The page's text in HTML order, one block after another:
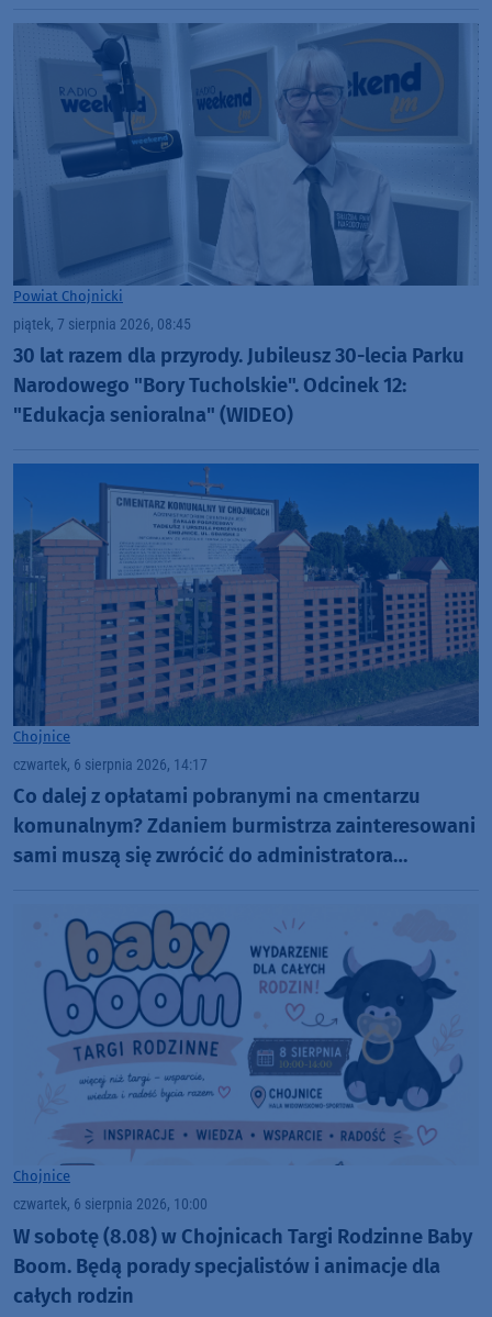
Powiat Chojnicki
piątek, 7 sierpnia 2026, 08:45
30 lat razem dla przyrody. Jubileusz 30-lecia Parku
Narodowego "Bory Tucholskie". Odcinek 12:
"Edukacja senioralna" (WIDEO)
Chojnice
czwartek, 6 sierpnia 2026, 14:17
Co dalej z opłatami pobranymi na cmentarzu
komunalnym? Zdaniem burmistrza zainteresowani
sami muszą się zwrócić do administratora
Chojnice
czwartek, 6 sierpnia 2026, 10:00
W sobotę (8.08) w Chojnicach Targi Rodzinne Baby
Boom. Będą porady specjalistów i animacje dla
całych rodzin